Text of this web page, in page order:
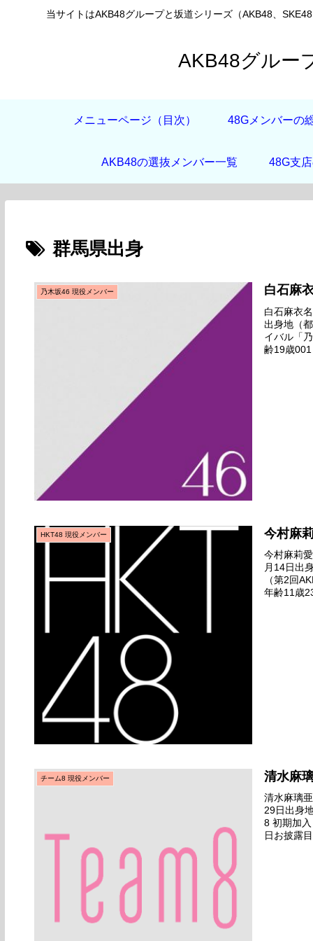
当サイトはAKB48グループと坂道シリーズ（AKB48、
AKB48グルー
メニューページ（目次） 48Gメンバーの
AKB48の選抜メンバー一覧 48G支
群馬県出身
乃木坂46 現役メンバー 白石麻
白石麻衣
出身地（
イバル「
齢19歳
HKT48 現役メンバー 今村麻
今村麻莉
月14日出
（第2回
年齢11歳
チーム8 現役メンバー 清水麻
清水麻璃
29日出身
8 初期加
日お披露